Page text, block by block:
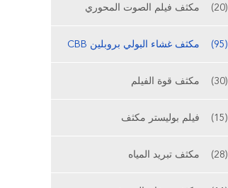
مكثف فيلم الصوت المحوري (20)
مكثف غشاء البولي بروبلين CBB (95)
مكثف قوة الفيلم (30)
فيلم بوليستر مكثف (15)
مكثف تبريد المياه (28)